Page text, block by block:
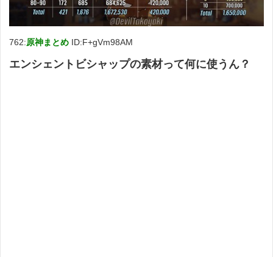
762:原神まとめ ID:F+gVm98AM
エンシェントビシャップの素材って何に使うん？